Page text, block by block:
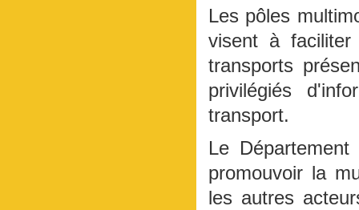
Les pôles
visent à
transports
privilégiés
transport.
Le
promouvoir la
les autres